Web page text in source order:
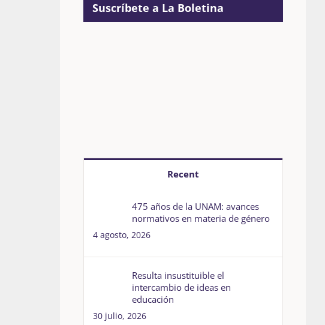
Suscríbete a La Boletina
Recent
475 años de la UNAM: avances
normativos en materia de género
4 agosto, 2026
Resulta insustituible el
intercambio de ideas en
educación
30 julio, 2026